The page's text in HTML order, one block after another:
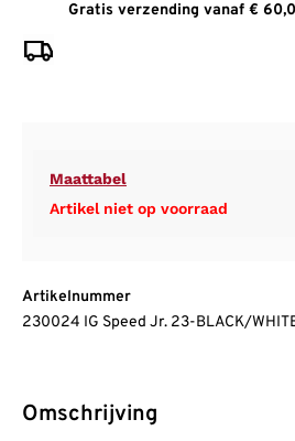
Gratis verzending vanaf €
Maattabel
Artikel niet op voorraad
Artikelnummer
230024 IG Speed Jr. 23-BLACK/
Omschrijving